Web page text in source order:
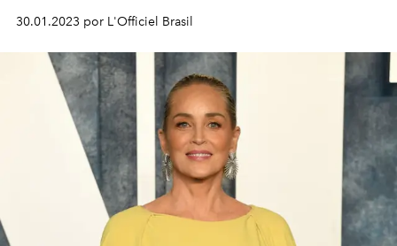
30.01.2023 por L'Officiel Brasil